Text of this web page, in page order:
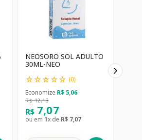
NEOSORO SOL ADULTO
30ML-NEO
☆☆☆☆☆ (0)
Economize R$ 5,06
R$ 12,13
R$ 7,07
ou em 1x de R$ 7,07